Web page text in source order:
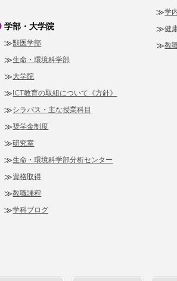
学部・大学院
獣医学部
生命・環境科学部
大学院
ICT教育の取組について《方針》
シラバス・主な授業科目
奨学金制度
研究室
生命・環境科学部分析センター
資格取得
教職課程
学科ブログ
学
健
教